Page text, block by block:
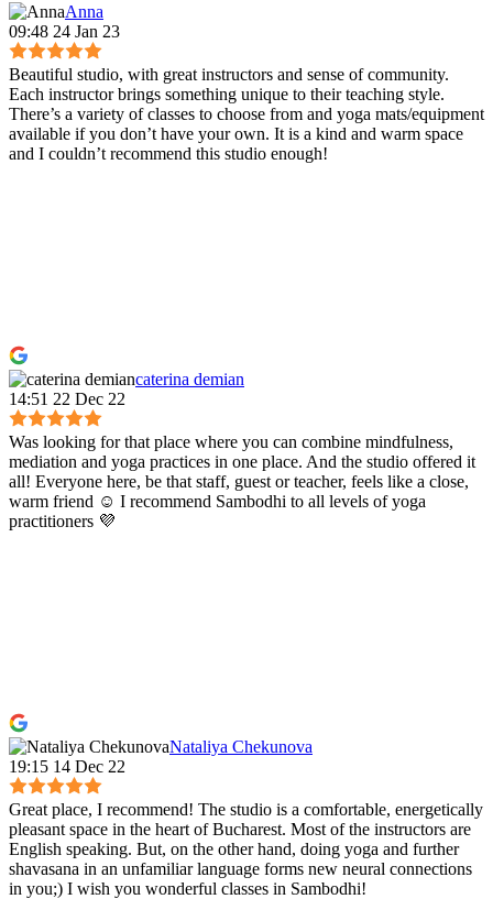
Anna
09:48 24 Jan 23
Beautiful studio, with great instructors and sense of community.
Each instructor brings something unique to their teaching style.
There’s a variety of classes to choose from and yoga mats/equipment
available if you don’t have your own. It is a kind and warm space
and I couldn’t recommend this studio enough!
caterina demian
14:51 22 Dec 22
Was looking for that place where you can combine mindfulness,
mediation and yoga practices in one place. And the studio offered it
all! Everyone here, be that staff, guest or teacher, feels like a close,
warm friend ☺️ I recommend Sambodhi to all levels of yoga
practitioners 💜
Nataliya Chekunova
19:15 14 Dec 22
Great place, I recommend! The studio is a comfortable, energetically
pleasant space in the heart of Bucharest. Most of the instructors are
English speaking. But, on the other hand, doing yoga and further
shavasana in an unfamiliar language forms new neural connections
in you;) I wish you wonderful classes in Sambodhi!